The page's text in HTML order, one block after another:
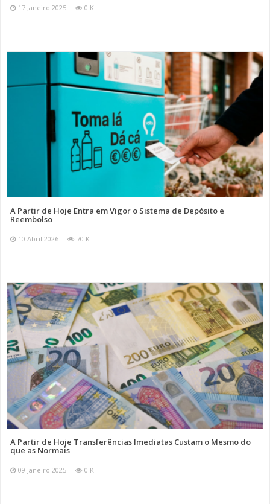
17 Janeiro 2025 0 K
A Partir de Hoje Entra em Vigor o Sistema de Depósito e
Reembolso
10 Abril 2026 70 K
A Partir de Hoje Transferências Imediatas Custam o Mesmo do
que as Normais
09 Janeiro 2025 0 K